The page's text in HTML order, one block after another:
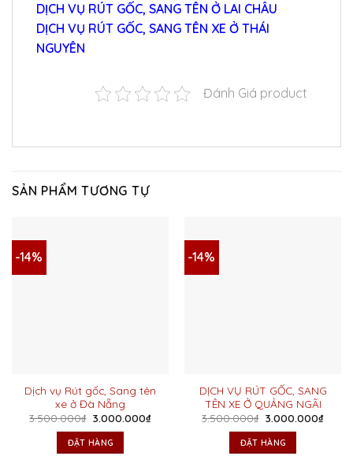
DỊCH VỤ RÚT GỐC, SANG TÊN Ở LAI CHÂU
DỊCH VỤ RÚT GỐC, SANG TÊN XE Ở THÁI
NGUYÊN
Đánh Giá product
SẢN PHẨM TƯƠNG TỰ
-14%
Dịch vụ Rút gốc, Sang tên
xe ở Đà Nẵng
3.500.000₫ Giá
là:
3.500.000₫.
3.000.000₫Giá
ĐẶT HÀNG
-14%
DỊCH VỤ RÚT GỐC, SANG
TÊN XE Ở QUẢNG NGÃI
3.500.000₫ Giá
là:
3.500.000₫.
3.000.000₫Giá
ĐẶT HÀNG